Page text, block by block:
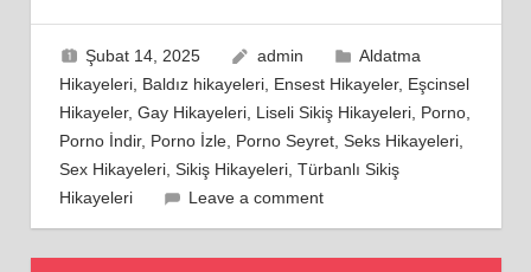
Şubat 14, 2025 admin
Aldatma
Hikayeleri, Baldız hikayeleri, Ensest Hikayeler, Eşcinsel
Hikayeler, Gay Hikayeleri, Liseli Sikiş Hikayeleri, Porno,
Porno İndir, Porno İzle, Porno Seyret, Seks Hikayeleri,
Sex Hikayeleri, Sikiş Hikayeleri, Türbanlı Sikiş
Hikayeleri
Leave a comment